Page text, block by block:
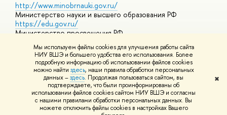
Мы используем файлы cookies для улучшения работы сайта
НИУ ВШЭ и большего удобства его использования. Более
подробную информацию об использовании файлов cookies
можно найти здесь, наши правила обработки персональных
данных –здесь. Продолжая пользоваться сайтом, вы
подтверждаете, что были проинформированы об
использовании файлов cookies сайтом НИУ ВШЭ и согласны
с нашими правилами обработки персональных данных. Вы
можете отключить файлы cookies в настройках Вашего
✖
http://www.minobrnauki.gov.ru/
Министерство науки и высшего образования РФ
https://edu.gov.ru/
Министерство просвещения РФ
https://elearning.hse.ru/mooc
Массовые открытые онлайн-курсы
© НИУ ВШЭ 1993–2026 Адреса и контактыУсловия
использования материалов Политика конфиденциальности
Шрифты HSE Sans и HSE Slab разработаны вШколе дизайна НИУ